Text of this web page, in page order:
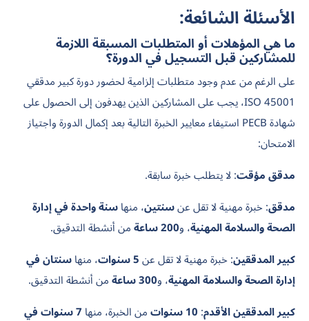
الأسئلة الشائعة:
ما هي المؤهلات أو المتطلبات المسبقة اللازمة
للمشاركين قبل التسجيل في الدورة؟
على الرغم من عدم وجود متطلبات إلزامية لحضور دورة كبير مدققي
ISO 45001، يجب على المشاركين الذين يهدفون إلى الحصول على
شهادة PECB استيفاء معايير الخبرة التالية بعد إكمال الدورة واجتياز
الامتحان:
مدقق مؤقت: لا يتطلب خبرة سابقة.
مدقق: خبرة مهنية لا تقل عنسنتين، منهاسنة واحدة في إدارة
الصحة والسلامة المهنية، و200 ساعة
من أنشطة التدقيق.
كبير المدققين: خبرة مهنية لا تقل عن5 سنوات ، منهاسنتان في
إدارة الصحة والسلامة المهنية، و300 ساعة
من أنشطة التدقيق.
كبير المدققين الأقدم:10 سنوات من الخبرة، منها 7 سنوات في